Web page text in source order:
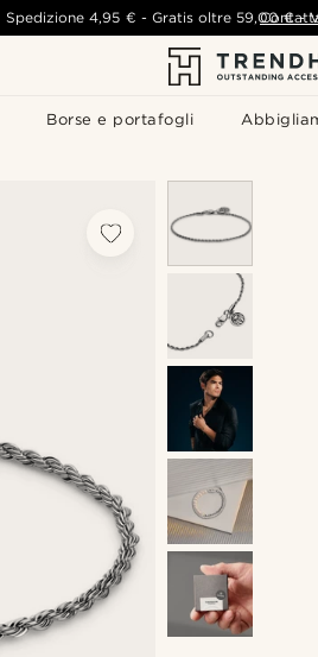
Borse e portafogli
Spedizione 4,95 € - Gratis oltre 59,00 € -